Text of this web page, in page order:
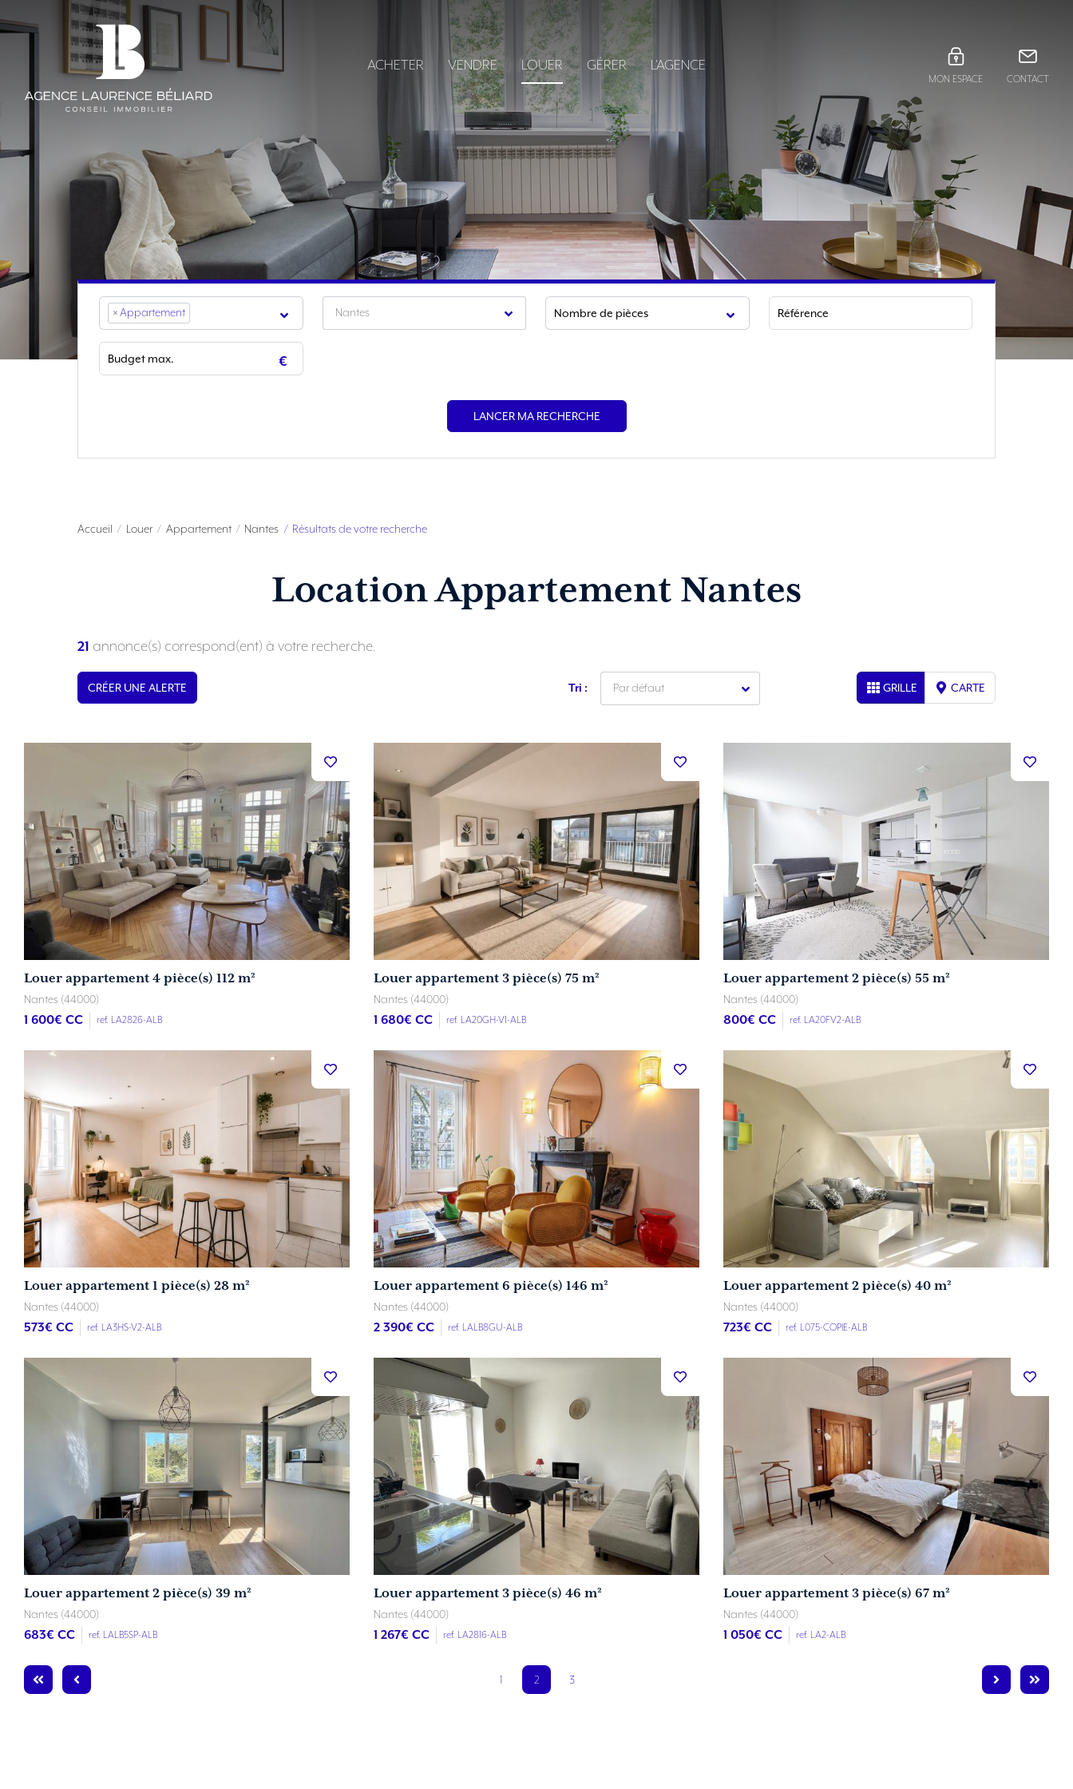
ACHETER VENDRE LOUER GÉRER L'AGENCE
MON ESPACE CONTACT
×Appartement Nantes
LANCER MA RECHERCHE
Accueil Louer Appartement Nantes Résultats de votre recherche
Location Appartement Nantes
21 annonce(s) correspond(ent) à votre recherche.
CRÉER UNE ALERTE Tri : Par défaut GRILLE CARTE
Louer appartement 4 pièce(s) 112 m²
Nantes (44000)
1 600€ CC ref. LA2826-ALB
Louer appartement 3 pièce(s) 75 m²
Nantes (44000)
1 680€ CC ref. LA20GH-V1-ALB
Louer appartement 2 pièce(s) 55 m²
Nantes (44000)
800€ CC ref. LA20FV2-ALB
Louer appartement 1 pièce(s) 28 m²
Nantes (44000)
573€ CC ref. LA3HS-V2-ALB
Louer appartement 6 pièce(s) 146 m²
Nantes (44000)
2 390€ CC ref. LALB8GU-ALB
Louer appartement 2 pièce(s) 40 m²
Nantes (44000)
723€ CC ref. L075-COPIE-ALB
Louer appartement 2 pièce(s) 39 m²
Nantes (44000)
683€ CC ref. LALB5SP-ALB
Louer appartement 3 pièce(s) 46 m²
Nantes (44000)
1 267€ CC ref. LA2816-ALB
Louer appartement 3 pièce(s) 67 m²
Nantes (44000)
1 050€ CC ref. LA2-ALB
1 2 3